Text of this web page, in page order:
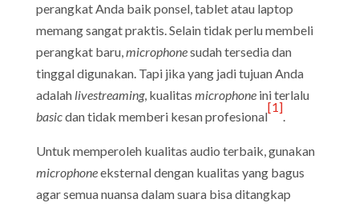
perangkat Anda baik ponsel, tablet atau laptop
memang sangat praktis. Selain tidak perlu membeli
perangkat baru,microphonesudah tersedia dan
tinggal digunakan. Tapi jika yang jadi tujuan Anda
adalah livestreaming, kualitas microphoneini terlalu
basicdan tidak memberi kesan profesional
[1]
.
Untuk memperoleh kualitas audio terbaik, gunakan
microphoneeksternal dengan kualitas yang bagus
agar semua nuansa dalam suara bisa ditangkap